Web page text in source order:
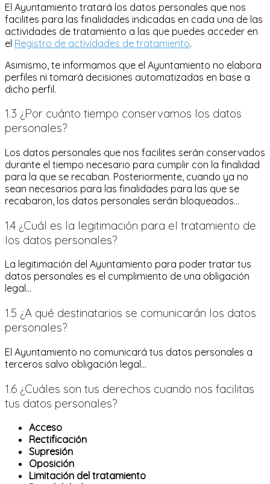
El Ayuntamiento tratará los datos personales que nos
facilites para las finalidades indicadas en cada una de las
actividades de tratamiento a las que puedes acceder en
el Registro de actividades de tratamiento.
Asimismo, te informamos que el Ayuntamiento no elabora
perfiles ni tomará decisiones automatizadas en base a
dicho perfil.
1.3 ¿Por cuánto tiempo conservamos los datos
personales?
Los datos personales que nos facilites serán conservados
durante el tiempo necesario para cumplir con la finalidad
para la que se recaban. Posteriormente, cuando ya no
sean necesarios para las finalidades para las que se
recabaron, los datos personales serán bloqueados...
1.4 ¿Cuál es la legitimación para el tratamiento de
los datos personales?
La legitimación del Ayuntamiento para poder tratar tus
datos personales es el cumplimiento de una obligación
legal...
1.5 ¿A qué destinatarios se comunicarán los datos
personales?
El Ayuntamiento no comunicará tus datos personales a
terceros salvo obligación legal...
1.6 ¿Cuáles son tus derechos cuando nos facilitas
tus datos personales?
Acceso
Rectificación
Supresión
Oposición
Limitación del tratamiento